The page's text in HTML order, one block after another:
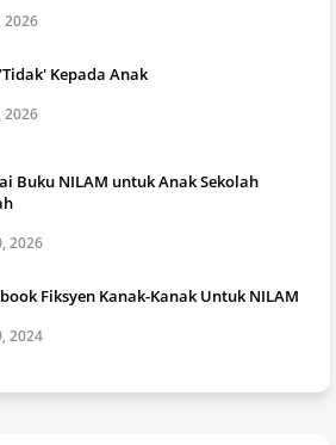
2026
Kepada Anak
2026
Buku NILAM untuk Anak Sekolah
2026
Fiksyen Kanak-Kanak Untuk NILAM
2024